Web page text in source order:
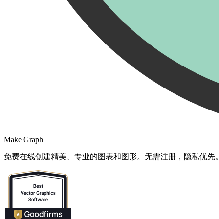
Make Graph
免费在线创建精美、专业的图表和图形。无需注册，隐私优先